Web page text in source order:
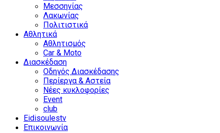
Μεσσηνίας
Λακωνίας
Πολιτιστικά
Αθλητικά
Αθλητισμός
Car & Moto
Διασκέδαση
Οδηγός Διασκέδασης
Περίεργα & Αστεία
Νέες κυκλοφορίες
Event
club
Eidisoulestv
Επικοινωνία